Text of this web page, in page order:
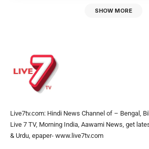
SHOW MORE
Live7tv.com: Hindi News Channel of – Bengal,
Live 7 TV, Morning India, Aawami News, get
& Urdu, epaper- www.live7tv.com